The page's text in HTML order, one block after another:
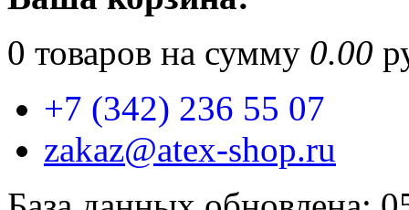
0 товаров на сумму 0.00
+7 (342) 236 55 07
zakaz@atex-shop.ru